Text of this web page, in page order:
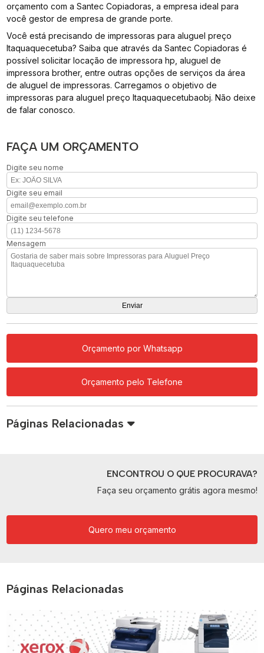
orçamento com a Santec Copiadoras, a empresa ideal para
você gestor de empresa de grande porte.
Você está precisando de impressoras para aluguel preço
Itaquaquecetuba? Saiba que através da Santec Copiadoras é
possível solicitar locação de impressora hp, aluguel de
impressora brother, entre outras opções de serviços da área
de aluguel de impressoras. Carregamos o objetivo de
impressoras para aluguel preço Itaquaquecetubaobj. Não deixe
de falar conosco.
FAÇA UM ORÇAMENTO
Digite seu nome
Digite seu email
Digite seu telefone
Mensagem
Orçamento por Whatsapp
Orçamento pelo Telefone
Páginas Relacionadas
ENCONTROU O QUE PROCURAVA?
Faça seu orçamento grátis agora mesmo!
Quero meu orçamento
Páginas Relacionadas